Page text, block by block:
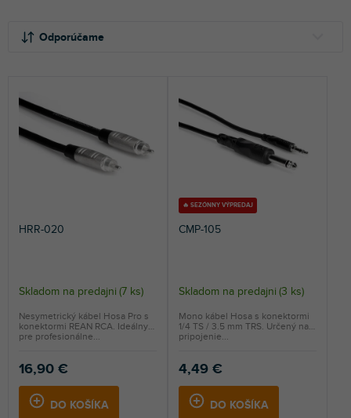
Odporúčame
NAJPREDÁVANEJŠIE
ABECEDNE
HRR-020
Skladom na predajni (7 ks)
16,90 €
DO KOŠÍKA
Nesymetrický kábel Hosa Pro s
konektormi REAN RCA. Ideálny
pre profesionálne...
🔥 SEZÓNNY VÝPREDAJ
CMP-105
Skladom na predajni (3 ks)
4,49 €
DO KOŠÍKA
Mono kábel Hosa s konektormi
1/4 TS / 3.5 mm TRS. Určený na
pripojenie...